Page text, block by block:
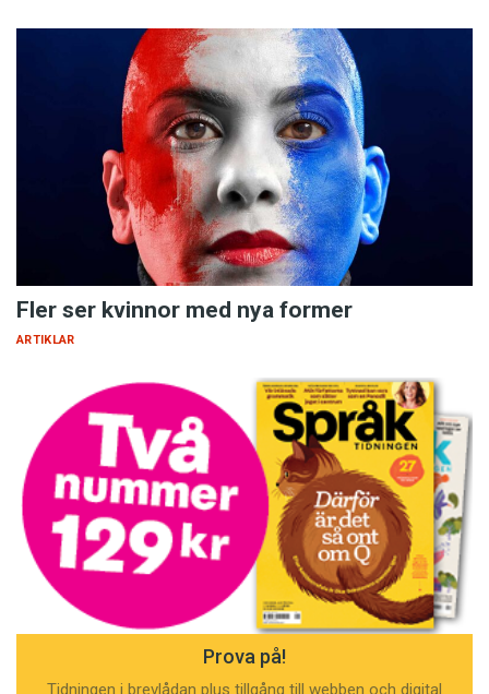
Fler ser kvinnor med nya former
ARTIKLAR
Prova på!
Tidningen i brevlådan plus tillgång till webben och digital